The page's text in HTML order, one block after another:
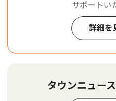
サポートい
詳細を
タウンニュー